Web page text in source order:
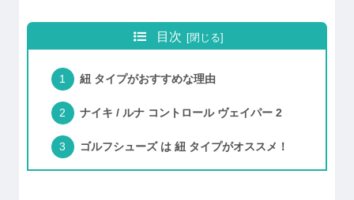
目次
紐 タイプがおすすめな理由
ナイキ / ルナ コントロール ヴェイパー 2
ゴルフシューズ は 紐 タイプがオススメ！